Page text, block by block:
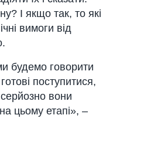
І якщо так, то які
вимоги від
будемо говорити
поступитися,
вони
цьому етапі», –